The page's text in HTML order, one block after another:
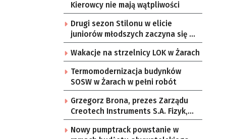
Kierowcy nie mają wątpliwości
Drugi sezon Stilonu w elicie
juniorów młodszych zaczyna się w
sobotę
Wakacje na strzelnicy LOK w Żarach
Termomodernizacja budynków
SOSW w Żarach w pełni robót
Grzegorz Brona, prezes Zarządu
Creotech Instruments S.A. Fizyk,
naukowiec, były pracownik CERN w
Genewie, przedsiębiorca i
Nowy pumptrack powstanie w